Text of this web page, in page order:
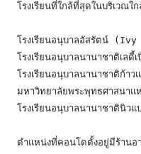
โรงเรียนที่ใกล้ที่สุดในบริเวณใก
โรงเรียนอนุบาลอัสรัตน์
โรงเรียนอนุบาลนานาชาติเ
โรงเรียนอนุบาลนานาชาติก้
มหาวิทยาลัยพระพุทธศาสน
โรงเรียนอนุบาลนานาชาตินิ
ตำแหน่งที่คอนโดตั้งอยู่มีร้านอ